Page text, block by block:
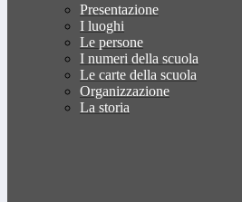
Presentazione
I luoghi
Le persone
I numeri della scuola
Le carte della scuola
Organizzazione
La storia